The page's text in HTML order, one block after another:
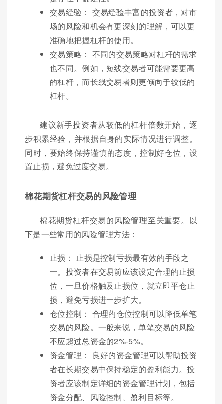
交易经验： 交易经验丰富的投资者，对市
场的风险和机会有更深刻的理解，可以更
准确地把握杠杆的使用。
交易策略： 不同的交易策略对杠杆的需求
也不同。例如，短线交易者可能需要更高
的杠杆，而长线交易者则更倾向于较低的
杠杆。
建议新手投资者从较低的杠杆倍数开始，逐
步积累经验，并根据自身的实际情况进行调整。
同时，要始终保持谨慎的态度，控制好仓位，设
置止损，避免过度交易。
棉花期货杠杆交易的风险管理
棉花期货杠杆交易的风险管理至关重要。以
下是一些常用的风险管理方法：
止损： 止损是控制亏损最有效的手段之
一。投资者在交易前应该设定合理的止损
位，一旦价格触及止损位，就立即平仓止
损，避免亏损进一步扩大。
仓位控制： 合理的仓位控制可以降低单笔
交易的风险。一般来说，单笔交易的风险
不应超过总资金的2%-5%。
资金管理： 良好的资金管理可以帮助投资
者在长期交易中保持稳定的盈利能力。投
资者应该制定详细的资金管理计划，包括
资金分配、风险控制、盈利目标等。